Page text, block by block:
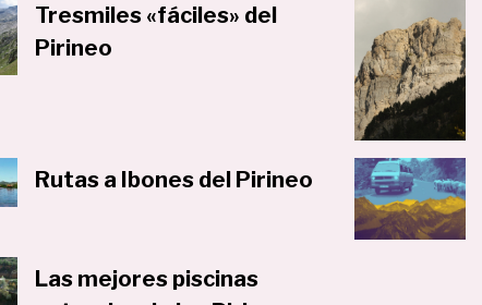
Tresmiles «fáciles» del
Pirineo
Rutas a Ibones del Pirineo
Las mejores piscinas